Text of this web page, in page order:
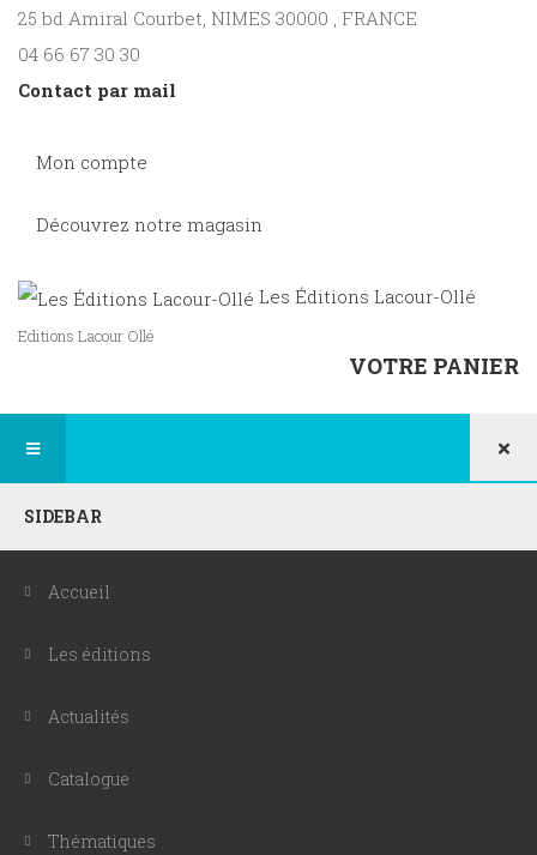
25 bd Amiral Courbet, NIMES 30000 , FRANCE
04 66 67 30 30
Contact par mail
Mon compte
Découvrez notre magasin
Les Éditions Lacour-Ollé
Editions Lacour Ollé
VOTRE PANIER
SIDEBAR
×
Accueil
Les éditions
Actualités
Catalogue
Thématiques